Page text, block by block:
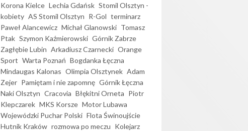
Korona Kielce Lechia Gdańsk Stomil Olsztyn -
kobiety AS Stomil Olsztyn R-Gol terminarz
Paweł Alancewicz Michał Glanowski Tomasz
Ptak Szymon Kaźmierowski Górnik Zabrze
Zagłębie Lubin Arkadiusz Czarnecki Orange
Sport Warta Poznań Bogdanka Łęczna
Mindaugas Kalonas Olimpia Olsztynek Adam
Zejer Pamiętam i nie zapomnę Górnik Łęczna
Naki Olsztyn Cracovia Błękitni Orneta Piotr
Klepczarek MKS Korsze Motor Lubawa
Wojewódzki Puchar Polski Flota Świnoujście
Hutnik Kraków rozmowa po meczu Kolejarz